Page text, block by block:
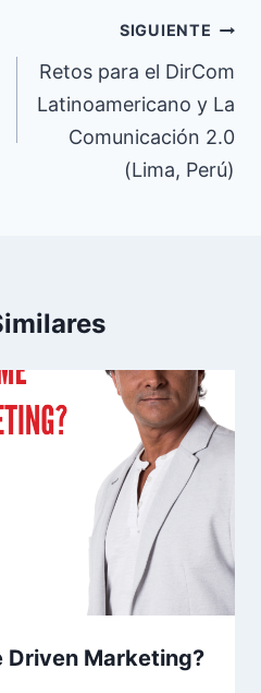
SIGUIENTE
Retos para el DirCom
Latinoamericano y La
Comunicación 2.0
(Lima, Perú)
Driven Marketing?